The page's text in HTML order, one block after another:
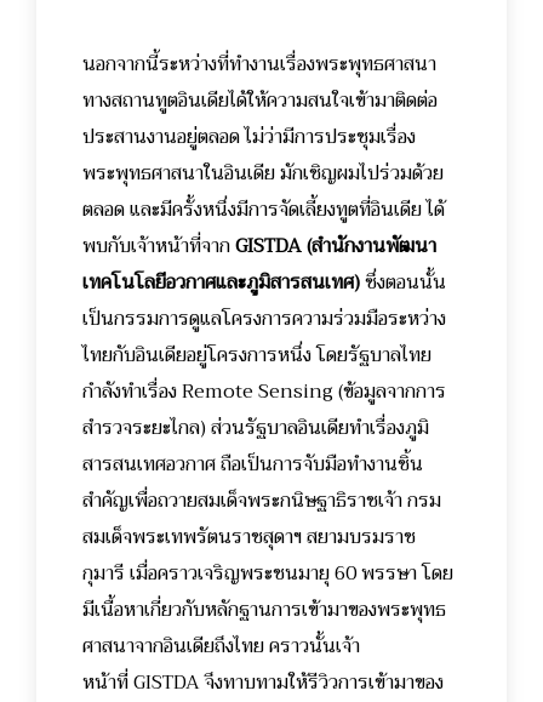
นอกจากนี้ระหว่างที่ทำงานเรื่องพระพุทธศาสนา
ทางสถานทูตอินเดียได้ให้ความสนใจเข้ามาติดต่อ
ประสานงานอยู่ตลอด ไม่ว่ามีการประชุมเรื่อง
พระพุทธศาสนาในอินเดีย มักเชิญผมไปร่วมด้วย
ตลอด และมีครั้งหนึ่งมีการจัดเลี้ยงทูตที่อินเดีย ได้
พบกับเจ้าหน้าที่จากGISTDA(สำนักงานพัฒนา
เทคโนโลยีอวกาศและภูมิสารสนเทศ)ซึ่งตอนนั้น
เป็นกรรมการดูแลโครงการความร่วมมือระหว่าง
ไทยกับอินเดียอยู่โครงการหนึ่ง โดยรัฐบาลไทย
กำลังทำเรื่อง Remote Sensing (ข้อมูลจากการ
สำรวจระยะไกล) ส่วนรัฐบาลอินเดียทำเรื่องภูมิ
สารสนเทศอวกาศ ถือเป็นการจับมือทำงานชิ้น
สำคัญเพื่อถวายสมเด็จพระกนิษฐาธิราชเจ้า กรม
สมเด็จพระเทพรัตนราชสุดาฯ สยามบรมราช
กุมารีเมื่อคราวเจริญพระชนมายุ 60 พรรษา โดย
มีเนื้อหาเกี่ยวกับหลักฐานการเข้ามาของพระพุทธ
ศาสนาจากอินเดียถึงไทย คราวนั้นเจ้า
หน้าที่GISTDAจึงทาบทามให้รีวิวการเข้ามาของ